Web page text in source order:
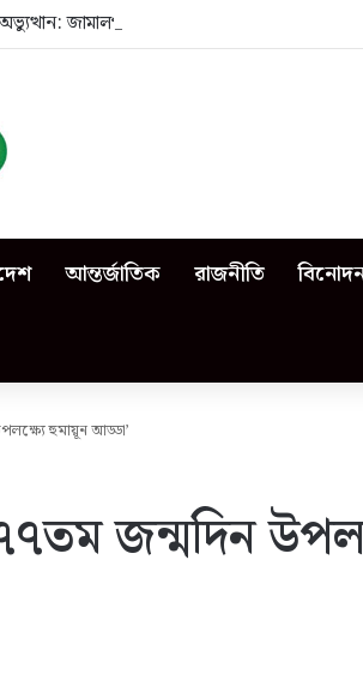
জামালপুরে কী কী ঘটেছিল?
আন্তর্জাতিক রাজনীতি
হুমায়ূন আড্ডা’
জন্মদিন